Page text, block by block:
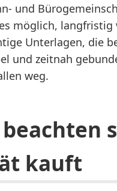
und
möglich,
Unterlagen, die
und zeitnah
weg.
beachten
kauft